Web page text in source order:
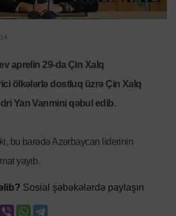
aprelin 29-da Çin Xalq
ölkələrlə dostluq üzrə Çin Xalq
Yan Vanmini qəbul edib.
bu barədə Azərbaycan liderinin
yayıb.
Sosial şəbəkələrdə paylaşın